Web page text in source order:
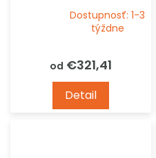
Dostupnosť: 1-3
týždne
od €321,41
Detail